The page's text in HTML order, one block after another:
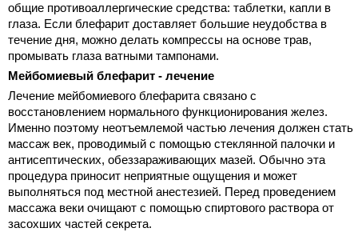
общие противоаллергические средства: таблетки, капли в
глаза. Если блефарит доставляет большие неудобства в
течение дня, можно делать компрессы на основе трав,
промывать глаза ватными тампонами.
Мейбомиевый блефарит - лечение
Лечение мейбомиевого блефарита связано с
восстановлением нормального функционирования желез.
Именно поэтому неотъемлемой частью лечения должен стать
массаж век, проводимый с помощью стеклянной палочки и
антисептических, обеззараживающих мазей. Обычно эта
процедура приносит неприятные ощущения и может
выполняться под местной анестезией. Перед проведением
массажа веки очищают с помощью спиртового раствора от
засохших частей секрета.